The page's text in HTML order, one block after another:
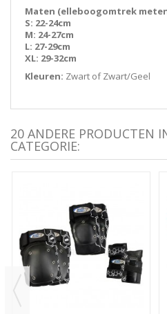
Maten (elleboogomtrek
S: 22-24cm
M: 24-27cm
L: 27-29cm
XL: 29-32cm
Kleuren: Zwart of Zwart/Geel
20 ANDERE PRODUCTEN
CATEGORIE: